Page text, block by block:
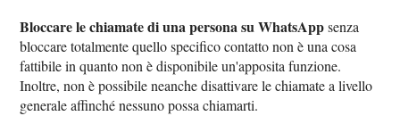
Bloccare le chiamate di una persona su WhatsAppsenza
bloccare totalmente quello specifico contatto non è una cosa
fattibile in quanto non è disponibile un'apposita funzione.
Inoltre, non è possibile neanche disattivare le chiamate a livello
generale affinché nessuno possa chiamarti.